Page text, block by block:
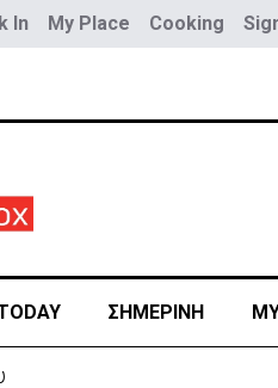
In My Place Cooking
ΣΗΜΕΡΙΝΗ